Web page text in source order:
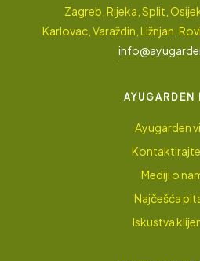
Zagreb, Rijeka, Split,
Karlovac, Varaždin, Ližnjan,
AYUGARDEN
Ayugarden
Mediji o
Najčešća
Iskustva